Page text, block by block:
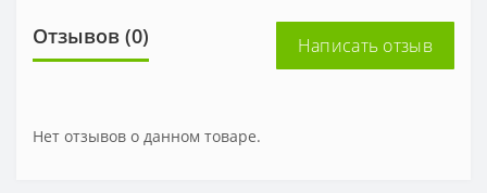
Отзывов (0) Написать отзыв
Нет отзывов о данном товаре.